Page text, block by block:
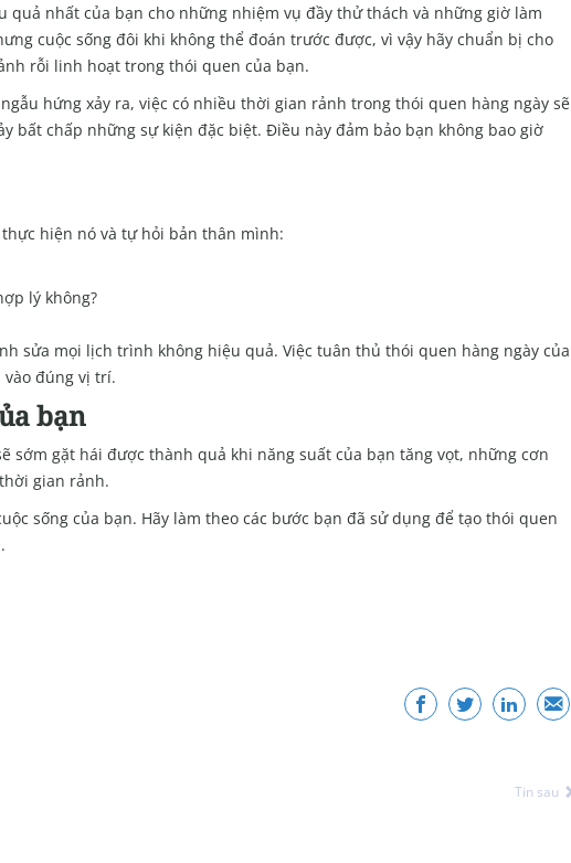
nhất của bạn cho những nhiệm vụ đầy thử thách và những giờ làm
cuộc sống đôi khi không thể đoán trước được, vì vậy hãy chuẩn bị cho
rỗi linh hoạt trong thói quen của bạn.
hứng xảy ra, việc có nhiều thời gian rảnh trong thói quen hàng ngày sẽ
bất chấp những sự kiện đặc biệt. Điều này đảm bảo bạn không bao giờ
hiện nó và tự hỏi bản thân mình:
lý không?
sửa mọi lịch trình không hiệu quả. Việc tuân thủ thói quen hàng ngày của
đúng vị trí.
bạn
sớm gặt hái được thành quả khi năng suất của bạn tăng vọt, những cơn
gian rảnh.
sống của bạn. Hãy làm theo các bước bạn đã sử dụng để tạo thói quen
Tin sau